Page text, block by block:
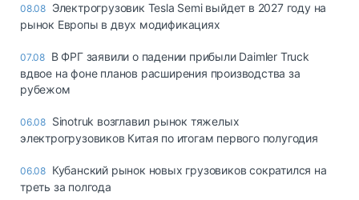
08.08 Электрогрузовик Tesla Semi выйдет в 2027 году на
рынок Европы в двух модификациях
07.08 В ФРГ заявили о падении прибыли Daimler Truck
вдвое на фоне планов расширения производства за
рубежом
06.08 Sinotruk возглавил рынок тяжелых
электрогрузовиков Китая по итогам первого полугодия
06.08 Кубанский рынок новых грузовиков сократился на
треть за полгода